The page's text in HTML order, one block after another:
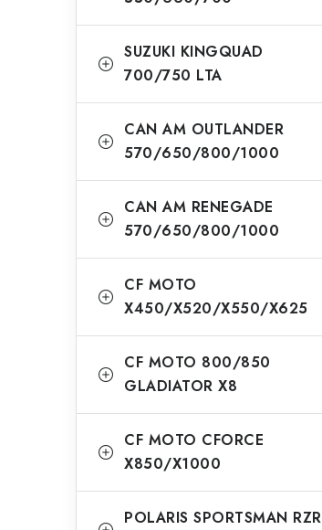
SUZUKI KINGQUAD
700/750 LTA
CAN AM OUTLANDER
570/650/800/1000
CAN AM RENEGADE
570/650/800/1000
CF MOTO
X450/X520/X550/X625
CF MOTO 800/850
GLADIATOR X8
CF MOTO CFORCE
X850/X1000
POLARIS SPORTSMAN RZR